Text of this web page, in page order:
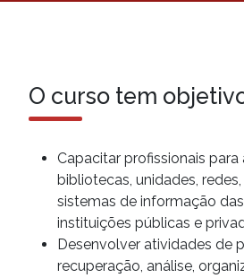
O curso tem
Capacitar profissionais
bibliotecas, unidades,
sistemas de informação
instituições públicas e
Desenvolver atividades de
recuperação, análise,